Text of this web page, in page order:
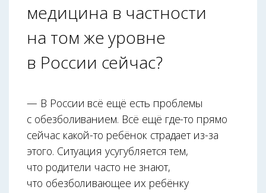
медицина в частности
на том же уровне
в России сейчас?
— В России всё ещё есть проблемы
с обезболиванием. Всё ещё где-то прямо
сейчас какой-то ребёнок страдает из-за
этого. Ситуация усугубляется тем,
что родители часто не знают,
что обезболивающее их ребёнку